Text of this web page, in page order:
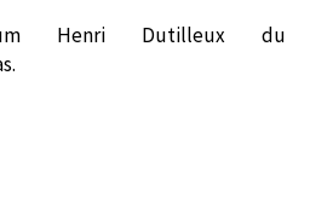
Henri Dutilleux du